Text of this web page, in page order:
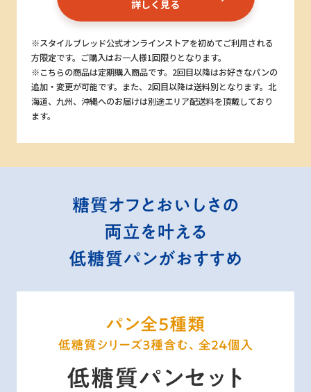
詳しく見る
※スタイルブレッド公式オンラインストアを初めてご利用される
方限定です。ご購入はお一人様1回限りとなります。
※こちらの商品は定期購入商品です。2回目以降はお好きなパンの
追加・変更が可能です。また、2回目以降は送料別となります。北
海道、九州、沖縄へのお届けは別途エリア配送料を頂戴しており
ます。